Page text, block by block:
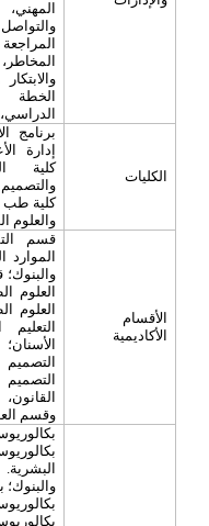
الخطة
الكليات
برنامج
إدارة
كلية
كلية طب
والعلوم
الأقسام
الأكاديمية
قسم
الموارد
العلوم
العلوم
وقسم